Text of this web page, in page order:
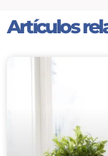
Artículos